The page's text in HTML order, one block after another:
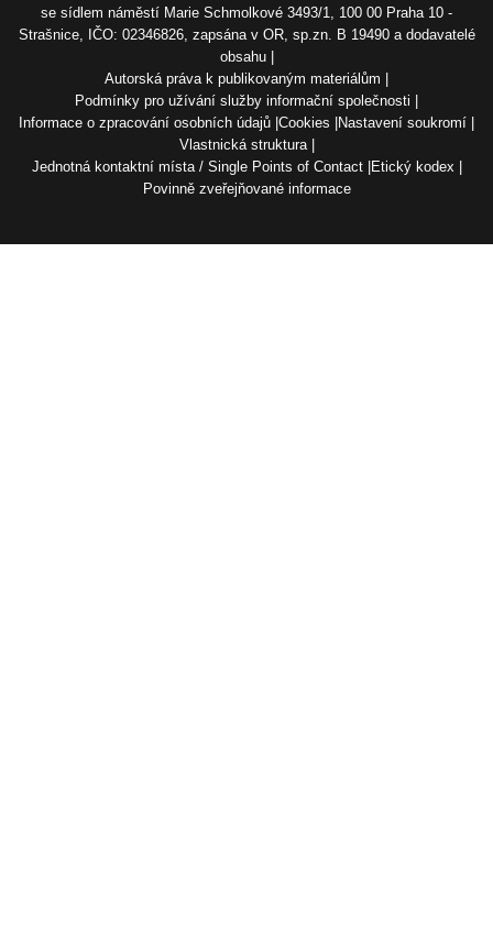
se sídlem náměstí Marie Schmolkové 3493/1, 100 00 Praha 10 -
Strašnice, IČO: 02346826, zapsána v OR, sp.zn. B 19490 a dodavatelé
obsahu
Autorská práva k publikovaným materiálům
Podmínky pro užívání služby informační společnosti
Informace o zpracování osobních údajů Cookies Nastavení soukromí
Vlastnická struktura
Jednotná kontaktní místa / Single Points of Contact Etický kodex
Povinně zveřejňované informace